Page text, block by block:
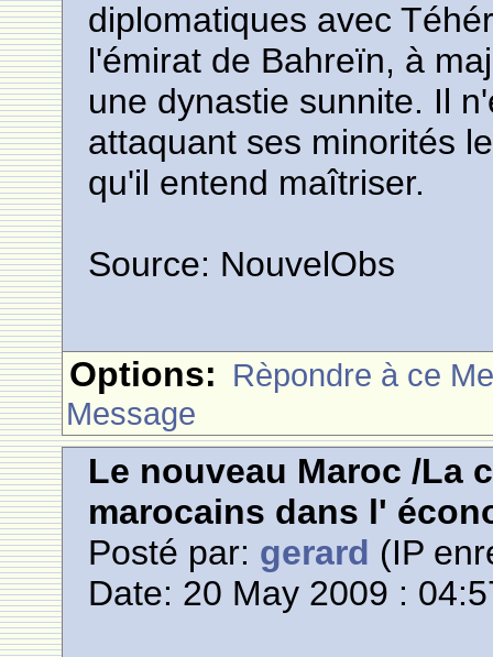
diplomatiques avec
l'émirat de Bahreïn, à
une dynastie sunnite. Il
attaquant ses minorités
qu'il entend maîtriser.
Source: NouvelObs
Options: Rèpondre à ce
Message
Le nouveau Maroc /La
marocains dans l'
Posté par: gerard (IP
Date: 20 May 2009 :